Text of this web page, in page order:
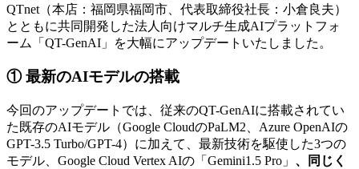
QTnet（本店：福岡県福岡市、代表取締役社長：小倉良夫）
とともに共同開発した法人向けマルチ生成AIプラットフォ
ーム「QT-GenAI」を大幅にアップデートいたしました。
① 最新のAIモデルの搭載
今回のアップデートでは、従来のQT-GenAIに搭載されてい
た既存のAIモデル（Google CloudのPaLM2、Azure OpenAIの
GPT-3.5 Turbo/GPT-4）に加えて、最新技術を駆使した3つの
モデル、Google Cloud Vertex AIの「Gemini1.5 Pro」 、同じく